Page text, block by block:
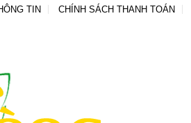
TIN CHÍNH SÁCH THANH TOÁN